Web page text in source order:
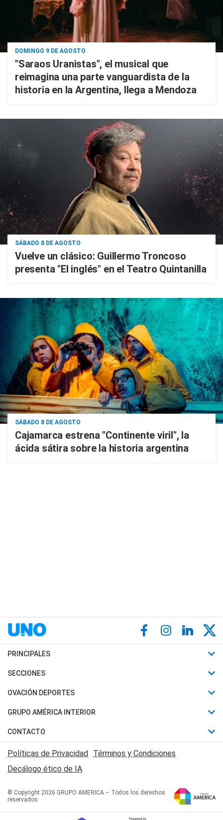
DOMINGO 9 DE AGOSTO
"Saraos Uranistas", el musical que
reimagina una parte vanguardista de la
historia en la Argentina, llega a Mendoza
SÁBADO 8 DE AGOSTO
Vuelve un clásico: Guillermo Troncoso
presenta "El inglés" en el Teatro Quintanilla
SÁBADO 8 DE AGOSTO
Cajamarca estrena "Continente viril", la
ácida sátira sobre la historia argentina
PRINCIPALES
Últimas Noticias
Política
Judiciales
Economia
SECCIONES
Horóscopo
Motores
Trucos caseros
Series y Películas
Edictos y Solicitadas
OVACIÓN DEPORTES
Fútbol
Mundial
Automovilismo
Rugby
Básquet
GRUPO AMÉRICA INTERIOR
Canal 7 en Vivo
San Juan 8
CONTACTO
Acerca de Nosotros
Contactanos
Políticas de Privacidad Términos y Condiciones
Decálogo ético de IA
© Copyright 2026 GRUPO AMERICA – Todos los derechos
reservados